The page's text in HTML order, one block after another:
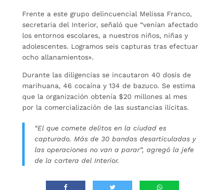
Frente a este grupo delincuencial Melissa Franco,
secretaria del Interior, señaló que “venían afectado
los entornos escolares, a nuestros niños, niñas y
adolescentes. Logramos seis capturas tras efectuar
ocho allanamientos».
Durante las diligencias se incautaron 40 dosis de
marihuana, 46 cocaína y 134 de bazuco. Se estima
que la organización obtenía $20 millones al mes
por la comercialización de las sustancias ilícitas.
“El que comete delitos en la ciudad es
capturado. Más de 30 bandas desarticuladas y
las operaciones no van a parar”, agregó la jefe
de la cartera del Interior.